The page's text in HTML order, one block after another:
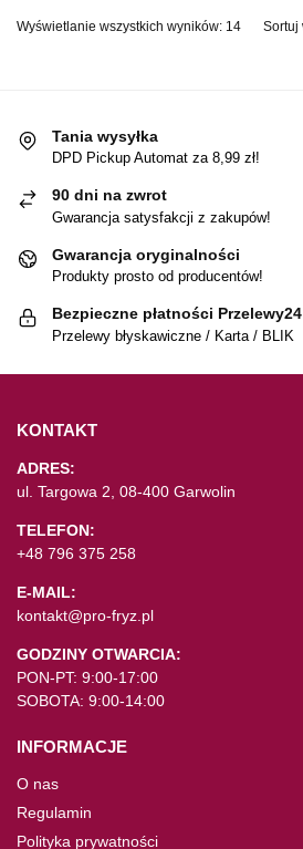
Wyświetlanie wszystkich wyników: 14
Tania wysyłka
DPD Pickup Automat za 8,99 zł!
90 dni na zwrot
Gwarancja satysfakcji z zakupów!
Gwarancja oryginalności
Produkty prosto od producentów!
Bezpieczne płatności Przelewy24
Przelewy błyskawiczne / Karta / BLIK
KONTAKT
ADRES:
ul. Targowa 2, 08-400 Garwolin
TELEFON:
+48 796 375 258
E-MAIL:
kontakt@pro-fryz.pl
GODZINY OTWARCIA:
PON-PT: 9:00-17:00
SOBOTA: 9:00-14:00
INFORMACJE
O nas
Regulamin
Polityka prywatności